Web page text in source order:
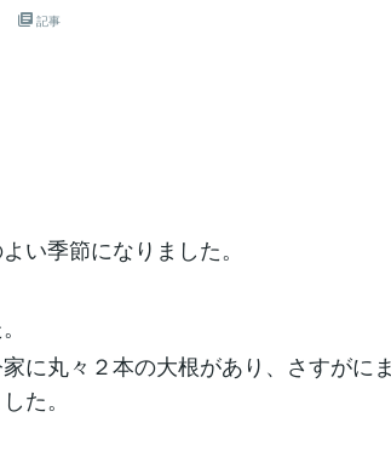
記事
い季節になりました。
に丸々２本の大根があり、さすがに
た。